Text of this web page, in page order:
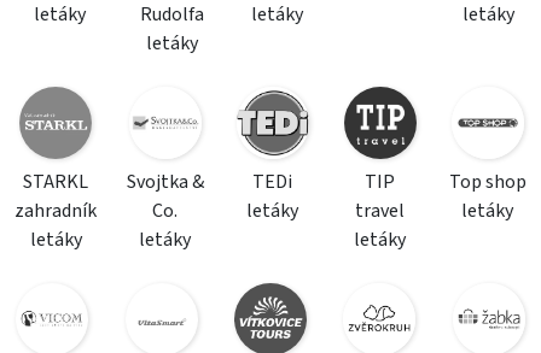
letáky
Rudolfa
letáky
letáky
letáky
STARKL
zahradník
letáky
Svojtka &
Co.
letáky
TEDi
letáky
TIP
travel
letáky
Top shop
letáky